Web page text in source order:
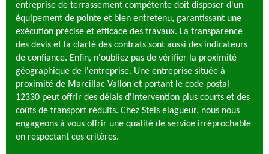
entreprise de terrassement compétente doit disposer d'un
équipement de pointe et bien entretenu, garantissant une
exécution précise et efficace des travaux. La transparence
des devis et la clarté des contrats sont aussi des indicateurs
de confiance. Enfin, n'oubliez pas de vérifier la proximité
géographique de l'entreprise. Une entreprise située à
proximité de Marcillac Vallon et portant le code postal
12330 peut offrir des délais d'intervention plus courts et des
coûts de transport réduits. Chez Steis elagueur, nous nous
engageons à vous offrir une qualité de service irréprochable
en respectant ces critères.